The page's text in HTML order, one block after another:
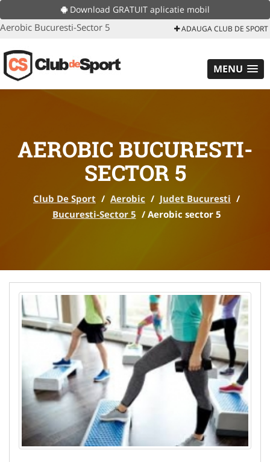
Download GRATUIT aplicatie mobil
Aerobic Bucuresti-Sector 5 ADAUGA CLUB DE SPORT
MENU
AEROBIC BUCURESTI-
SECTOR 5
Club De Sport / Aerobic / Judet Bucuresti /
Bucuresti-Sector 5 / Aerobic sector 5